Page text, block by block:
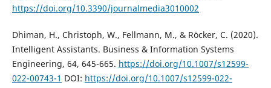
https://doi.org/10.3390/journalmedia3010002
Dhiman, H., Christoph, W., Fellmann, M., & Röcker, C. (2020).
Intelligent Assistants. Business & Information Systems
Engineering, 64, 645-665. https://doi.org/10.1007/s12599-
022-00743-1 DOI: https://doi.org/10.1007/s12599-022-